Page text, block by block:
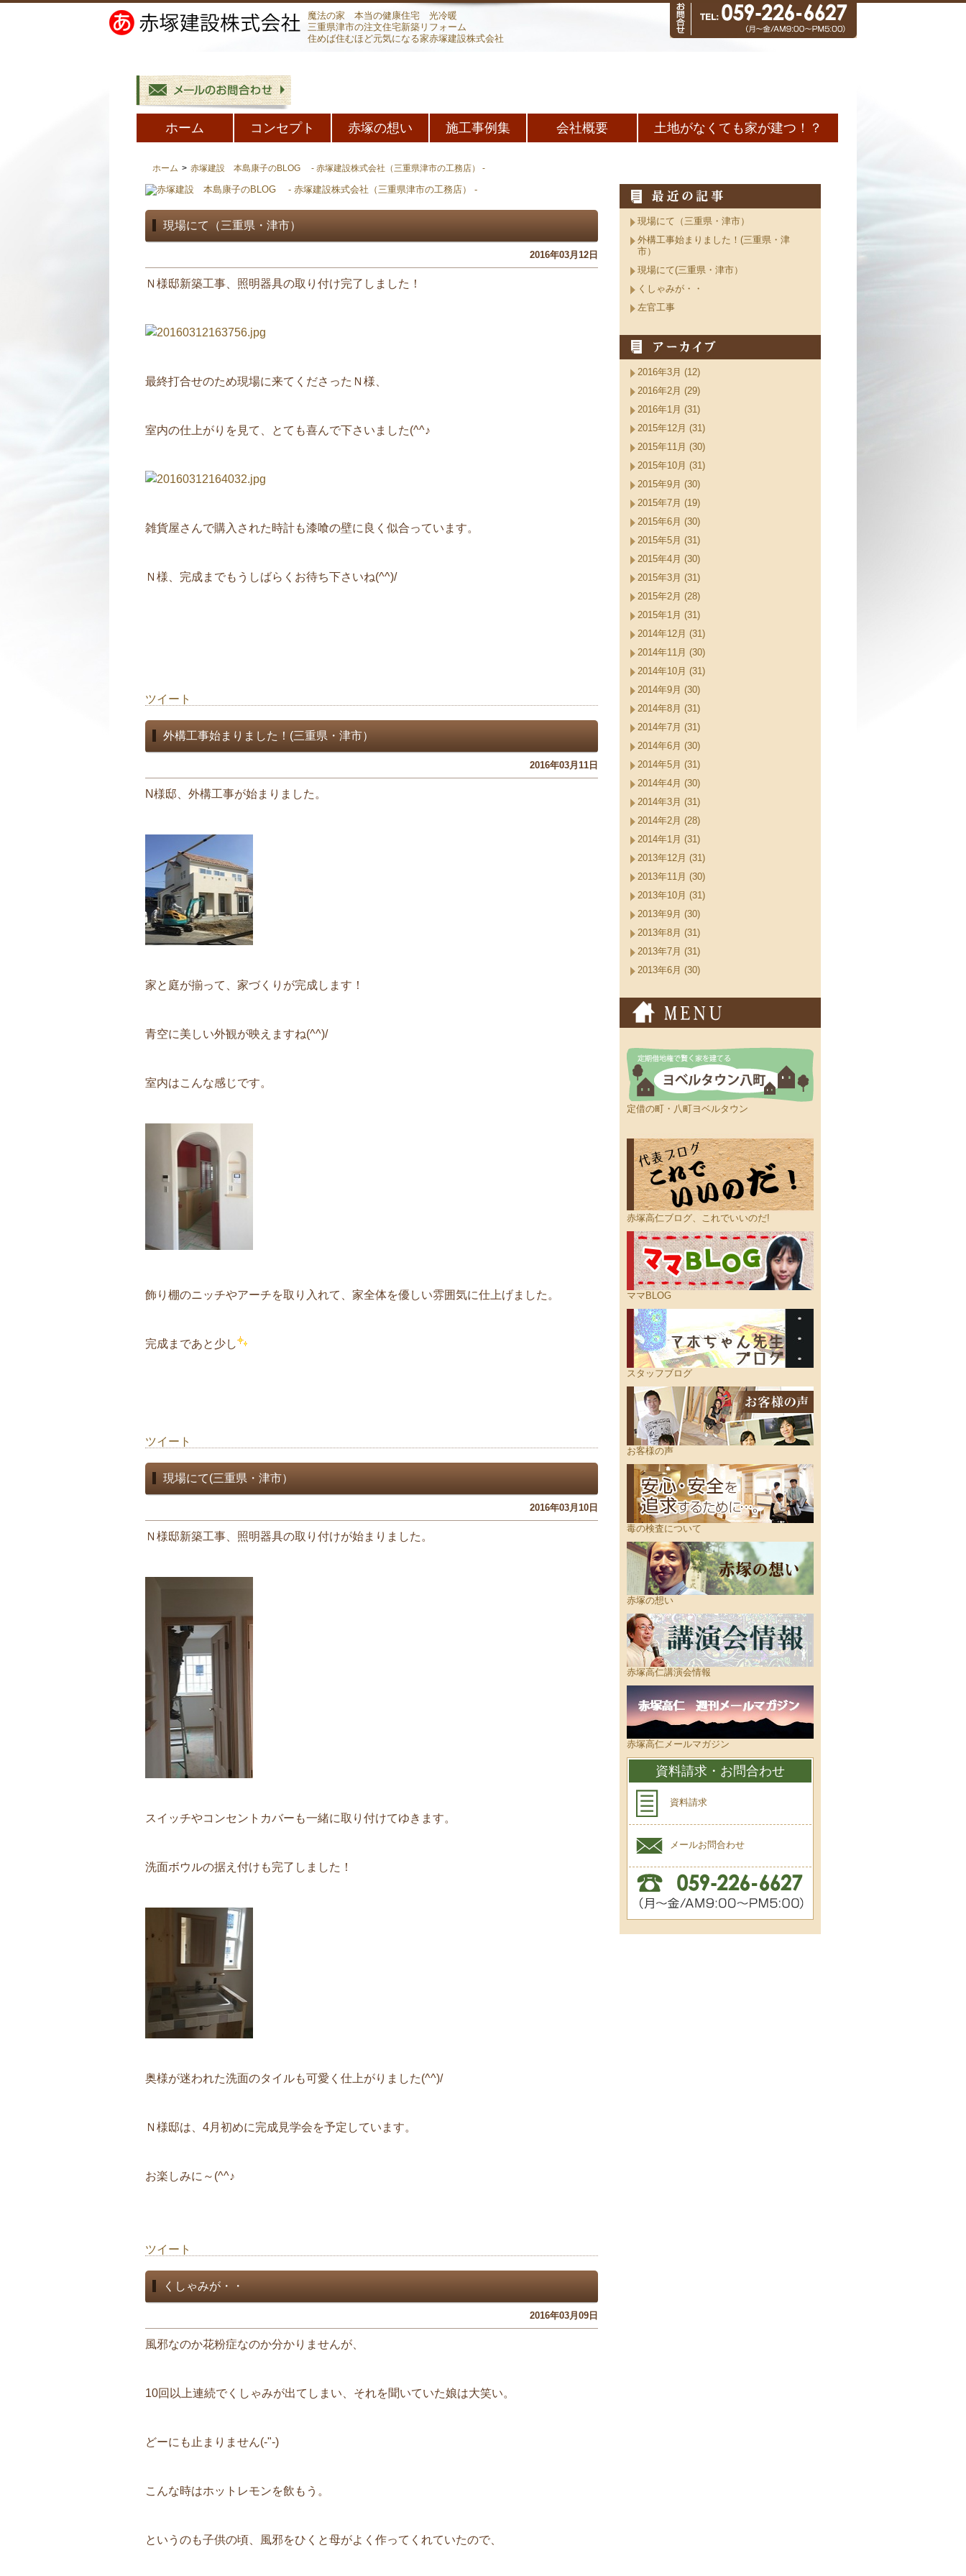
魔法の家 本当の健康住宅 光冷暖
三重県津市の注文住宅新築リフォーム
住めば住むほど元気になる家赤塚建設株式会社
ホーム コンセプト 赤塚の想い 施工事例集 会社概要 土地がなくても家が建つ！？
ホーム > 赤塚建設 本島康子のBLOG - 赤塚建設株式会社（三重県津市の工務店） -
現場にて（三重県・津市）
2016年03月12日
Ｎ様邸新築工事、照明器具の取り付け完了しました！
最終打合せのため現場に来てくださったＮ様、
室内の仕上がりを見て、とても喜んで下さいました(^^♪
雑貨屋さんで購入された時計も漆喰の壁に良く似合っています。
Ｎ様、完成までもうしばらくお待ち下さいね(^^)/
ツイート
外構工事始まりました！(三重県・津市）
2016年03月11日
N様邸、外構工事が始まりました。
家と庭が揃って、家づくりが完成します！
青空に美しい外観が映えますね(^^)/
室内はこんな感じです。
飾り棚のニッチやアーチを取り入れて、家全体を優しい雰囲気に仕上げました。
完成まであと少し
ツイート
現場にて(三重県・津市）
2016年03月10日
Ｎ様邸新築工事、照明器具の取り付けが始まりました。
スイッチやコンセントカバーも一緒に取り付けてゆきます。
洗面ボウルの据え付けも完了しました！
奥様が迷われた洗面のタイルも可愛く仕上がりました(^^)/
Ｎ様邸は、4月初めに完成見学会を予定しています。
お楽しみに～(^^♪
ツイート
くしゃみが・・
2016年03月09日
風邪なのか花粉症なのか分かりませんが、
10回以上連続でくしゃみが出てしまい、それを聞いていた娘は大笑い。
どーにも止まりません(-"-)
こんな時はホットレモンを飲もう。
というのも子供の頃、風邪をひくと母がよく作ってくれていたので、
現場にて（三重県・津市）
外構工事始まりました！(三重県・津
市）
現場にて(三重県・津市）
くしゃみが・・
左官工事
2016年3月 (12)
2016年2月 (29)
2016年1月 (31)
2015年12月 (31)
2015年11月 (30)
2015年10月 (31)
2015年9月 (30)
2015年7月 (19)
2015年6月 (30)
2015年5月 (31)
2015年4月 (30)
2015年3月 (31)
2015年2月 (28)
2015年1月 (31)
2014年12月 (31)
2014年11月 (30)
2014年10月 (31)
2014年9月 (30)
2014年8月 (31)
2014年7月 (31)
2014年6月 (30)
2014年5月 (31)
2014年4月 (30)
2014年3月 (31)
2014年2月 (28)
2014年1月 (31)
2013年12月 (31)
2013年11月 (30)
2013年10月 (31)
2013年9月 (30)
2013年8月 (31)
2013年7月 (31)
2013年6月 (30)
定借の町・八町ヨベルタウン
赤塚高仁ブログ、これでいいのだ!
ママBLOG
スタッフブログ
お客様の声
毒の検査について
赤塚の想い
赤塚高仁講演会情報
赤塚高仁メールマガジン
資料請求・お問合わせ
資料請求
メールお問合わせ